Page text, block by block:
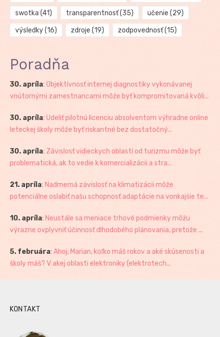
swotka (41) transparentnosť(35) učenie (29)
výsledky(16) zdroje (19) zodpovednosť(15)
Poradňa
30. apríla: Objektívnosť internej diagnostiky vykonávanej
vnútornými zamestnancami môže byť kompromitovaná kvôli...
30. apríla: Udeliť pilotnú licenciu absolventom výhradne online
leteckej školy môže byť riskantné bez dostatočný...
30. apríla: Závislosť vidieckych oblastí od turizmu môže byť
problematická, ak to vedie k komercializácii a stra...
21. apríla: Nadmerná závislosť na klimatizácii môže
potenciálne oslabiť našu schopnosť adaptácie na vonkajšie te...
10. apríla: Neustále sa meniace trhové podmienky môžu
výrazne ovplyvniť účinnosť dlhodobého plánovania, pretože ...
5. februára: Ahoj, Marian, koľko máš rokov a aké skúsenosti a
školy máš? V akej oblasti elektroniky (elektrotech...
KONTAKT